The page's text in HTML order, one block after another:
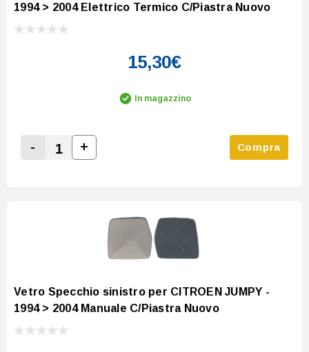
1994 > 2004 Elettrico Termico C/Piastra Nuovo
15,30€
In magazzino
Decrease Quantity:
-
Increase Quantity:
+ Compra
Vetro Specchio sinistro per CITROEN JUMPY -
1994 > 2004 Manuale C/Piastra Nuovo